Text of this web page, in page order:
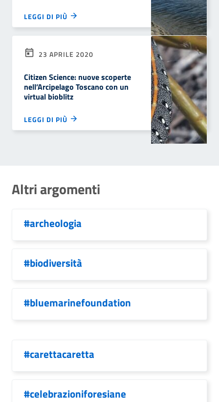
LEGGI DI PIÙ
23 APRILE 2020
Citizen Science: nuove scoperte
nell’Arcipelago Toscano con un
virtual bioblitz
LEGGI DI PIÙ
Altri argomenti
#archeologia
#biodiversità
#bluemarinefoundation
#carettacaretta
#celebrazioniforesiane